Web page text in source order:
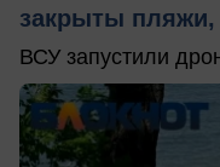
закрыты
ВСУ запустили